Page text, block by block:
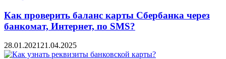
Как проверить баланс карты Сбербанка через
банкомат, Интернет, по SMS?
28.01.2021 21.04.2025